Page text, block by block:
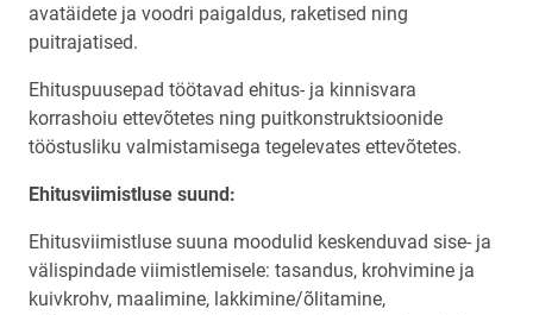
avatäidete ja voodri paigaldus, raketised ning
puitrajatised.
Ehituspuusepad töötavad ehitus- ja kinnisvara
korrashoiu ettevõtetes ning puitkonstruktsioonide
tööstusliku valmistamisega tegelevates ettevõtetes.
Ehitusviimistluse suund:
Ehitusviimistluse suuna moodulid keskenduvad sise- ja
välispindade viimistlemisele: tasandus, krohvimine ja
kuivkrohv, maalimine, lakkimine/õlitamine,